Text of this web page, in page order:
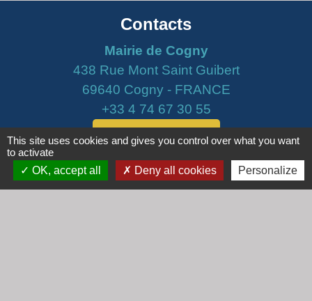
Contacts
Mairie de Cogny
438 Rue Mont Saint Guibert
69640 Cogny - FRANCE
+33 4 74 67 30 55
Horaires
Lundi : 16h30 - 18h30
This site uses cookies and gives you control over what you want
to activate
OK, accept all
Deny all cookies Personalize